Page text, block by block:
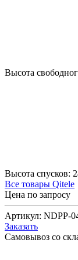
Высота
Высота спусков:
Все товары Qitele
Цена по запросу
Артикул: NDPP-
Заказать
Самовывоз со